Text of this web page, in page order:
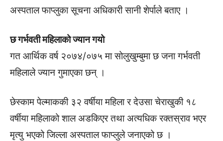
अस्पताल फाप्लुका सूचना अधिकारी सानी शेर्पाले बताए ।
छ गर्भवती महिलाको ज्यान गयो
गत आर्थिक वर्ष २०७४/०७५ मा सोलुखुम्बुमा छ जना गर्भवती
महिलाले ज्यान गुमाएका छन् ।
छेस्काम पेल्माककी ३२ वर्षीया महिला र देउसा चेराखुकी १८
वर्षीया महिलाको शाल अडकिएर तथा अत्यधिक रक्तस्राव भएर
मृत्यु भएको जिल्ला अस्पताल फाप्लुले जनाएको छ ।